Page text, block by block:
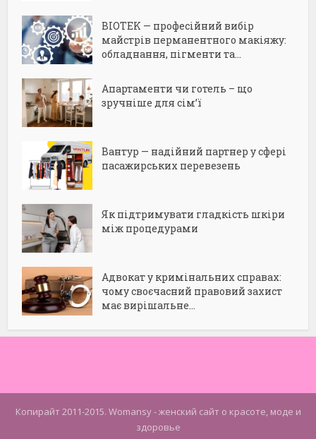
BIOTEK — професійний вибір
майстрів перманентного макіяжу:
обладнання, пігменти та...
Апартаменти чи готель – що
зручніше для сім’ї
Вантур — надійний партнер у сфері
пасажирських перевезень
Як підтримувати гладкість шкіри
між процедурами
Адвокат у кримінальних справах:
чому своєчасний правовий захист
має вирішальне...
Копирайт 2011-2015. Womansy - женский сайт о красоте, моде и
здоровье